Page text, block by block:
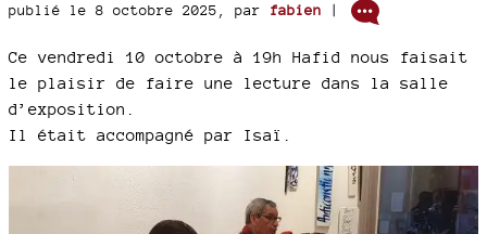
publié le 8 octobre 2025, par fabien |
Ce vendredi 10 octobre à 19h Hafid nous faisait
le plaisir de faire une lecture dans la salle
d’exposition.
Il était accompagné par Isaï.